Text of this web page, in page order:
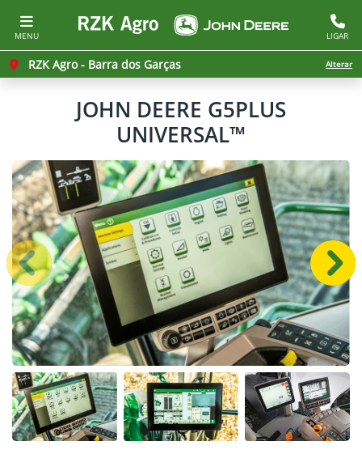
MENU LIGAR
RZK Agro - Barra dos Garças Alterar
JOHN DEERE G5PLUS
UNIVERSAL™
Anterior